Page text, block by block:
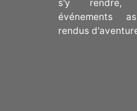
s'y rendre,
événements
rendus